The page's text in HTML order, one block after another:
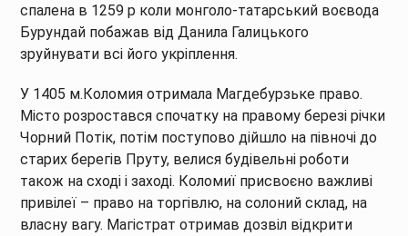
спалена в 1259 р коли монголо-татарський воєвода
Бурундай побажав від Данила Галицького
зруйнувати всі його укріплення.
У 1405 м.Коломия отримала Магдебурзьке право.
Місто розростався спочатку на правому березі річки
Чорний Потік, потім поступово дійшло на півночі до
старих берегів Пруту, велися будівельні роботи
також на сході і заході. Коломиї присвоєно важливі
привілеї – право на торгівлю, на солоний склад, на
власну вагу. Магістрат отримав дозвіл відкрити